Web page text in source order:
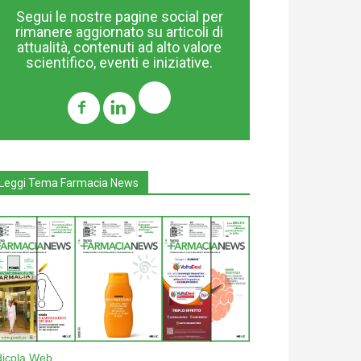
Segui le nostre pagine social per
rimanere aggiornato su articoli di
attualità, contenuti ad alto valore
scientifico, eventi e iniziative.
Tema Farmacia News
Web